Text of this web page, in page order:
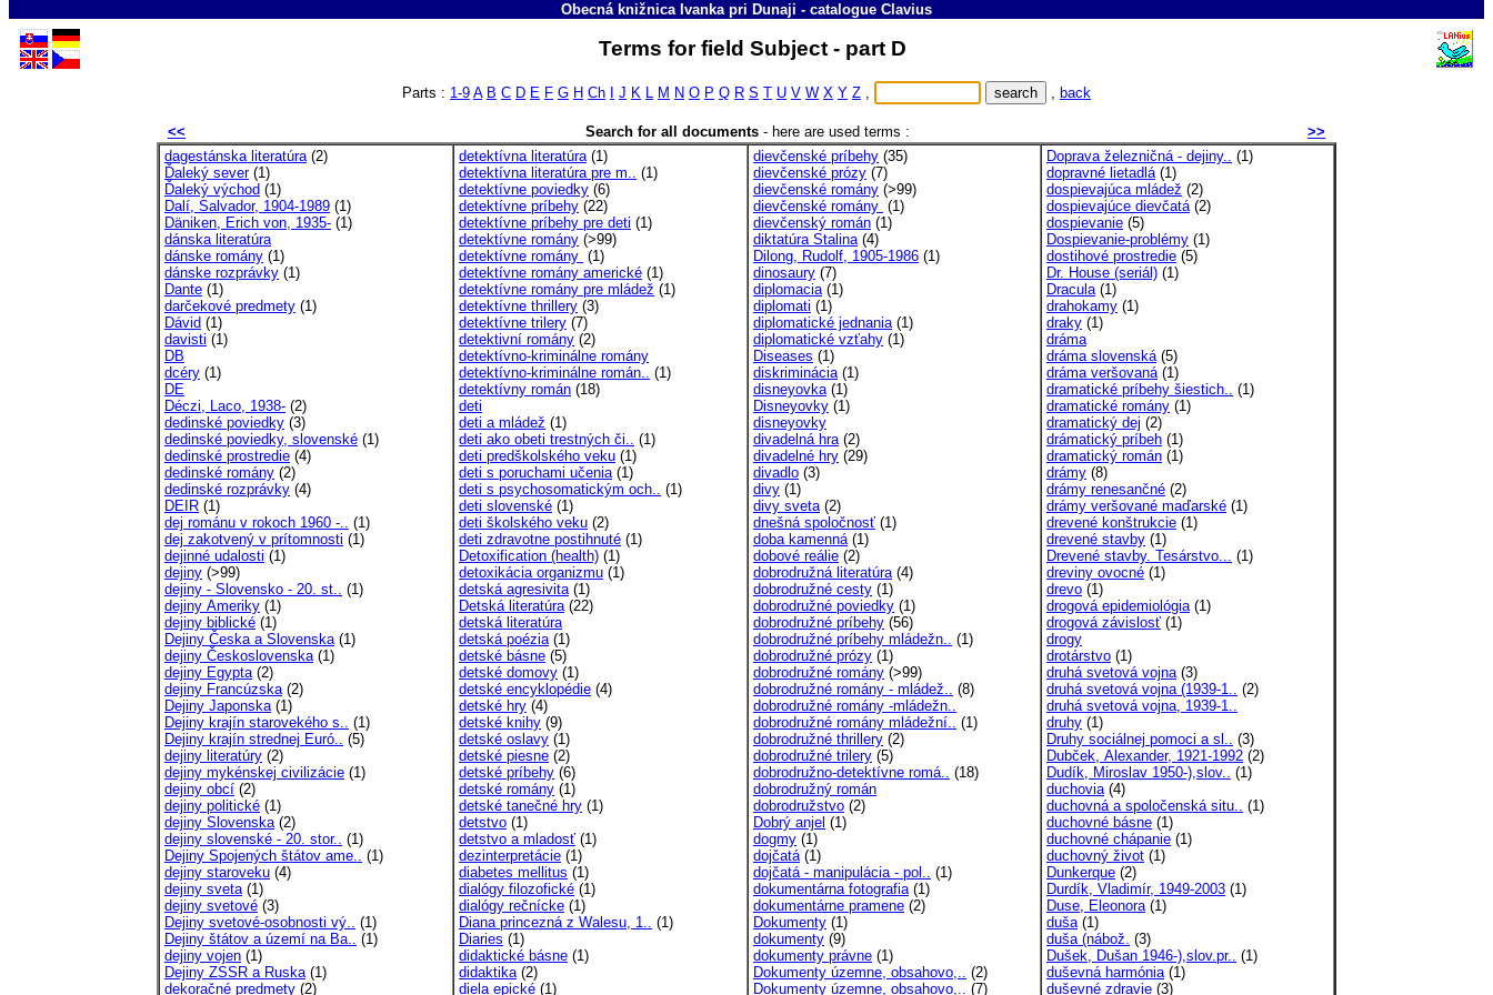
Obecná knižnica Ivanka pri Dunaji - catalogue Clavius
Terms for field Subject - part D
Parts : 1-9 A B C D E F G H Ch J K L M N O P Q R S T U V W X Y Z , , back
<< Search for all documents- here are used terms :
>>
dagestánska literatúra(2)
Ďaleký sever(1)
Ďaleký východ (1)
Dalí, Salvador, 1904-1989 (1)
Däniken, Erich von, 1935- (1)
dánska literatúra
dánske romány (1)
dánske rozprávky (1)
Dante (1)
darčekové predmety (1)
Dávid (1)
davisti (1)
DB
dcéry (1)
DE
Déczi, Laco, 1938- (2)
dedinské poviedky (3)
dedinské poviedky, slovenské (1)
dedinské prostredie (4)
dedinské romány (2)
dedinské rozprávky (4)
DEIR (1)
dej románu v rokoch 1960 -.. (1)
dej zakotvený v prítomnosti (1)
dejinné udalosti (1)
dejiny (>99)
dejiny - Slovensko - 20. st.. (1)
dejiny Ameriky (1)
dejiny biblické (1)
Dejiny Česka a Slovenska(1)
dejiny Československa(1)
dejiny Egypta(2)
dejiny Francúzska(2)
Dejiny Japonska(1)
Dejiny krajín starovekého s.. (1)
Dejiny krajín strednej Euró.. (5)
dejiny literatúry (2)
dejiny mykénskej civilizácie (1)
dejiny obcí (2)
dejiny politické (1)
dejiny Slovenska(2)
dejiny slovenské - 20. stor.. (1)
Dejiny Spojených štátov ame.. (1)
dejiny staroveku (4)
dejiny sveta(1)
dejiny svetové (3)
Dejiny svetové-osobnosti vý.. (1)
Dejiny štátov a území na Ba.. (1)
dejiny vojen (1)
Dejiny ZSSR a Ruska(1)
dekoračné predmety (2)
detektívna literatúra(1)
detektívna literatúra pre m.. (1)
detektívne poviedky (6)
detektívne príbehy (22)
detektívne príbehy pre deti (1)
detektívne romány (>99)
detektívne romány (1)
detektívne romány americké (1)
detektívne romány pre mládež (1)
detektívne thrillery (3)
detektívne trilery (7)
detektivní romány (2)
detektívno-kriminálne romány
detektívno-kriminálne román.. (1)
detektívny román (18)
deti
deti a mládež (1)
deti ako obeti trestných či.. (1)
deti predškolského veku (1)
deti s poruchami učenia(1)
deti s psychosomatickým och.. (1)
deti slovenské (1)
deti školského veku (2)
deti zdravotne postihnuté (1)
Detoxification (health) (1)
detoxikácia organizmu (1)
detská agresivita(1)
Detská literatúra(22)
detská literatúra
detská poézia(1)
detské básne (5)
detské domovy (1)
detské encyklopédie (4)
detské hry (4)
detské knihy (9)
detské oslavy (1)
detské piesne (2)
detské príbehy (6)
detské romány (1)
detské tanečné hry (1)
detstvo (1)
detstvo a mladosť (1)
dezinterpretácie (1)
diabetes mellitus (1)
dialógy filozofické (1)
dialógy rečnícke (1)
Diana princezná z Walesu, 1.. (1)
Diaries (1)
didaktické básne (1)
didaktika(2)
diela epické (1)
dievčenské príbehy (35)
dievčenské prózy (7)
dievčenské romány (>99)
dievčenské romány (1)
dievčenský román (1)
diktatúra Stalina(4)
Dilong, Rudolf, 1905-1986 (1)
dinosaury (7)
diplomacia(1)
diplomati (1)
diplomatické jednania(1)
diplomatické vzťahy (1)
Diseases (1)
diskriminácia(1)
disneyovka(1)
Disneyovky (1)
disneyovky
divadelná hra(2)
divadelné hry (29)
divadlo (3)
divy (1)
divy sveta(2)
dnešná spoločnosť (1)
doba kamenná(1)
dobové reálie (2)
dobrodružná literatúra(4)
dobrodružné cesty (1)
dobrodružné poviedky (1)
dobrodružné príbehy (56)
dobrodružné príbehy mládežn.. (1)
dobrodružné prózy (1)
dobrodružné romány (>99)
dobrodružné romány - mládež.. (8)
dobrodružné romány -mládežn..
dobrodružné romány mládežní.. (1)
dobrodružné thrillery (2)
dobrodružné trilery (5)
dobrodružno-detektívne romá.. (18)
dobrodružný román
dobrodružstvo (2)
Dobrý anjel (1)
dogmy (1)
dojčatá(1)
dojčatá - manipulácia - pol.. (1)
dokumentárna fotografia(1)
dokumentárne pramene (2)
Dokumenty (1)
dokumenty (9)
dokumenty právne (1)
Dokumenty územne, obsahovo,.. (2)
Dokumenty územne, obsahovo,.. (7)
Doprava železničná - dejiny.. (1)
dopravné lietadlá(1)
dospievajúca mládež (2)
dospievajúce dievčatá(2)
dospievanie (5)
Dospievanie-problémy (1)
dostihové prostredie (5)
Dr. House (seriál) (1)
Dracula(1)
drahokamy (1)
draky (1)
dráma
dráma slovenská(5)
dráma veršovaná(1)
dramatické príbehy šiestich.. (1)
dramatické romány (1)
dramatický dej (2)
drámatický príbeh (1)
dramatický román (1)
drámy (8)
drámy renesančné (2)
drámy veršované maďarské (1)
drevené konštrukcie (1)
drevené stavby (1)
Drevené stavby. Tesárstvo... (1)
dreviny ovocné (1)
drevo (1)
drogová epidemiológia(1)
drogová závislosť (1)
drogy
drotárstvo (1)
druhá svetová vojna(3)
druhá svetová vojna (1939-1.. (2)
druhá svetová vojna, 1939-1..
druhy (1)
Druhy sociálnej pomoci a sl.. (3)
Dubček, Alexander, 1921-1992 (2)
Dudík, Miroslav 1950-),slov.. (1)
duchovia(4)
duchovná a spoločenská situ.. (1)
duchovné básne (1)
duchovné chápanie (1)
duchovný život (1)
Dunkerque (2)
Durdík, Vladimír, 1949-2003 (1)
Duse, Eleonora(1)
duša(1)
duša (nábož. (3)
Dušek, Dušan 1946-),slov.pr.. (1)
duševná harmónia(1)
duševné zdravie (3)